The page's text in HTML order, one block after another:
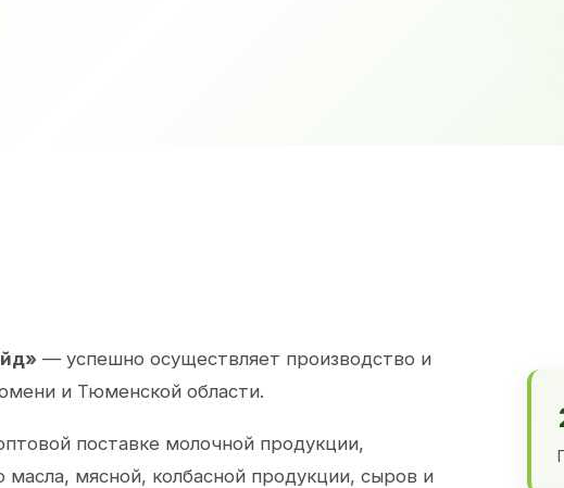
— успешно осуществляет производство и
и Тюменской области.
поставке молочной продукции,
масла, мясной, колбасной продукции, сыров и